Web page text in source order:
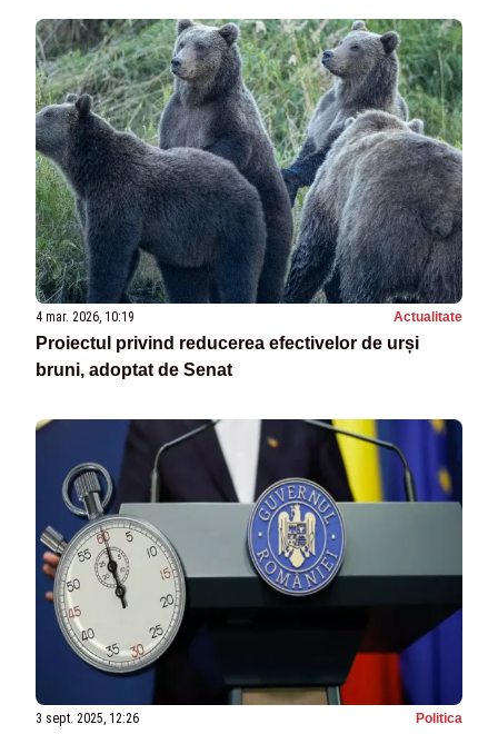
4 mar. 2026, 10:19 Actualitate
Proiectul privind reducerea efectivelor de urși
bruni, adoptat de Senat
3 sept. 2025, 12:26 Politica